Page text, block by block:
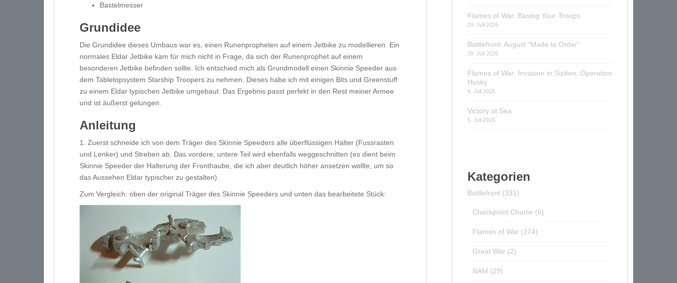
Bastelmesser
Grundidee
Die Grundidee dieses Umbaus war es, einen Runenpropheten auf einem Jetbike zu modellieren. Ein
normales Eldar Jetbike kam für mich nicht in Frage, da sich der Runenprophet auf einem
besonderen Jetbike befinden sollte. Ich entschied mich als Grundmodell einen Skinnie Speeder aus
dem Tabletopsystem Starship Troopers zu nehmen. Dieses habe ich mit einigen Bits und Greenstuff
zu einem Eldar typischen Jetbike umgebaut. Das Ergebnis passt perfekt in den Rest meiner Armee
und ist äußerst gelungen.
Anleitung
1. Zuerst schneide ich von dem Träger des Skinnie Speeders alle überflüssigen Halter (Fussrasten
und Lenker) und Streben ab. Das vordere, untere Teil wird ebenfalls weggeschnitten (es dient beim
Skinnie Speeder der Halterung der Fronthaube, die ich aber deutlich höher ansetzen wollte, um so
das Aussehen Eldar typischer zu gestalten).
Zum Vergleich: oben der original Träger des Skinnie Speeders und unten das bearbeitete Stück:
Flames of War: Basing Your Troops
29. Juli 2026
Battlefront: August “Made to Order”
28. Juli 2026
Flames of War: Invasion in Sizilien, Operation
Husky
6. Juli 2026
Victory at Sea
5. Juli 2026
Kategorien
Battlefront (331)
Checkpoint Charlie (6)
Flames of War (274)
Great War (2)
NAM (29)